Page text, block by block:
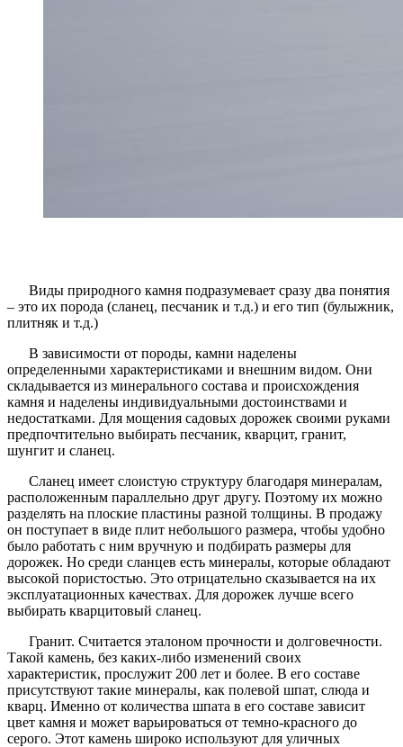
Виды природного камня подразумевает сразу два понятия
– это их порода (сланец, песчаник и т.д.) и его тип (булыжник,
плитняк и т.д.)
В зависимости от породы, камни наделены
определенными характеристиками и внешним видом. Они
складывается из минерального состава и происхождения
камня и наделены индивидуальными достоинствами и
недостатками. Для мощения садовых дорожек своими руками
предпочтительно выбирать песчаник, кварцит, гранит,
шунгит и сланец.
Сланец имеет слоистую структуру благодаря минералам,
расположенным параллельно друг другу. Поэтому их можно
разделять на плоские пластины разной толщины. В продажу
он поступает в виде плит небольшого размера, чтобы удобно
было работать с ним вручную и подбирать размеры для
дорожек. Но среди сланцев есть минералы, которые обладают
высокой пористостью. Это отрицательно сказывается на их
эксплуатационных качествах. Для дорожек лучше всего
выбирать кварцитовый сланец.
Гранит. Считается эталоном прочности и долговечности.
Такой камень, без каких-либо изменений своих
характеристик, прослужит 200 лет и более. В его составе
присутствуют такие минералы, как полевой шпат, слюда и
кварц. Именно от количества шпата в его составе зависит
цвет камня и может варьироваться от темно-красного до
серого. Этот камень широко используют для уличных